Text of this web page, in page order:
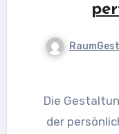
Die Gestaltung deines Zuhauses ist eine
der